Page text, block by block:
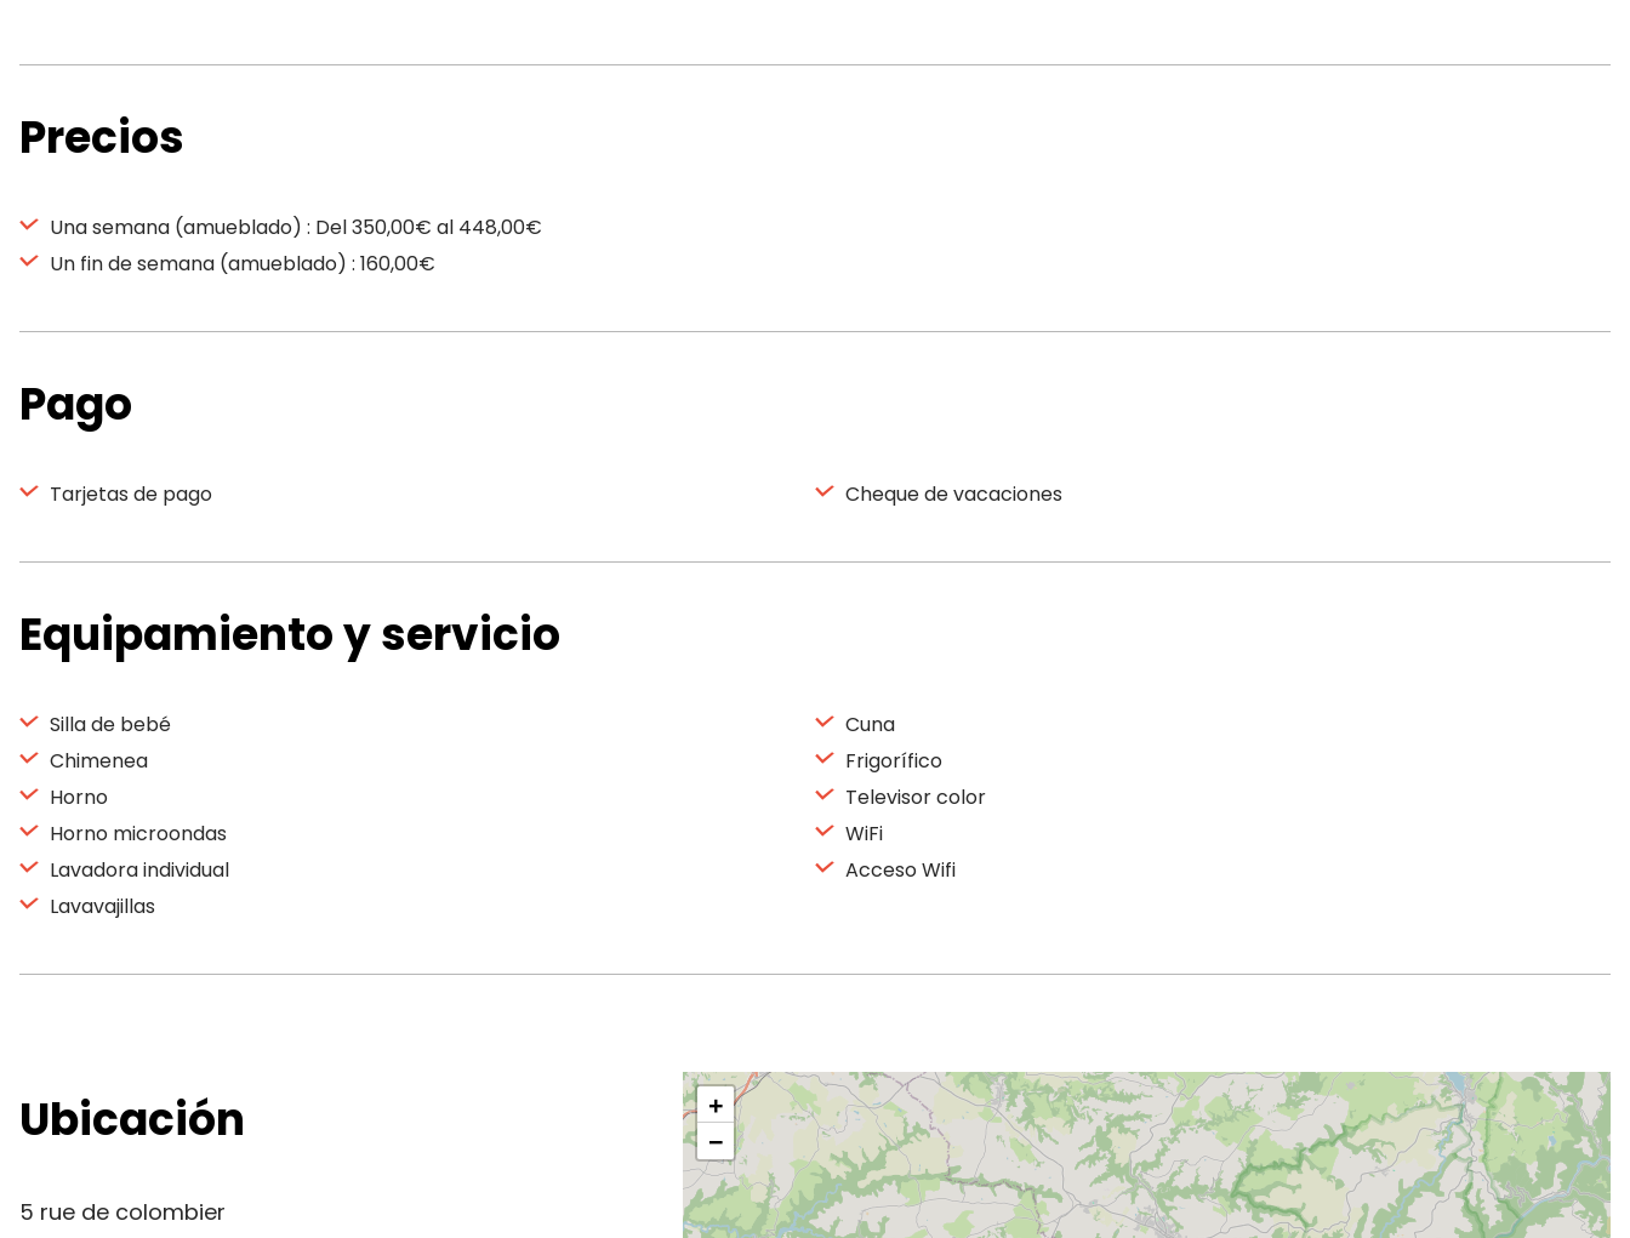
Precios
Una semana (amueblado) : Del 350,00€ al 448,00€
Un fin de semana (amueblado) : 160,00€
Pago
Tarjetas de pago Cheque de vacaciones
Equipamiento y servicio
Silla de bebé
Chimenea
Horno
Horno microondas
Lavadora individual
Lavavajillas
Cuna
Frigorífico
Televisor color
WiFi
Acceso Wifi
Ubicación
5 rue de colombier
+
−